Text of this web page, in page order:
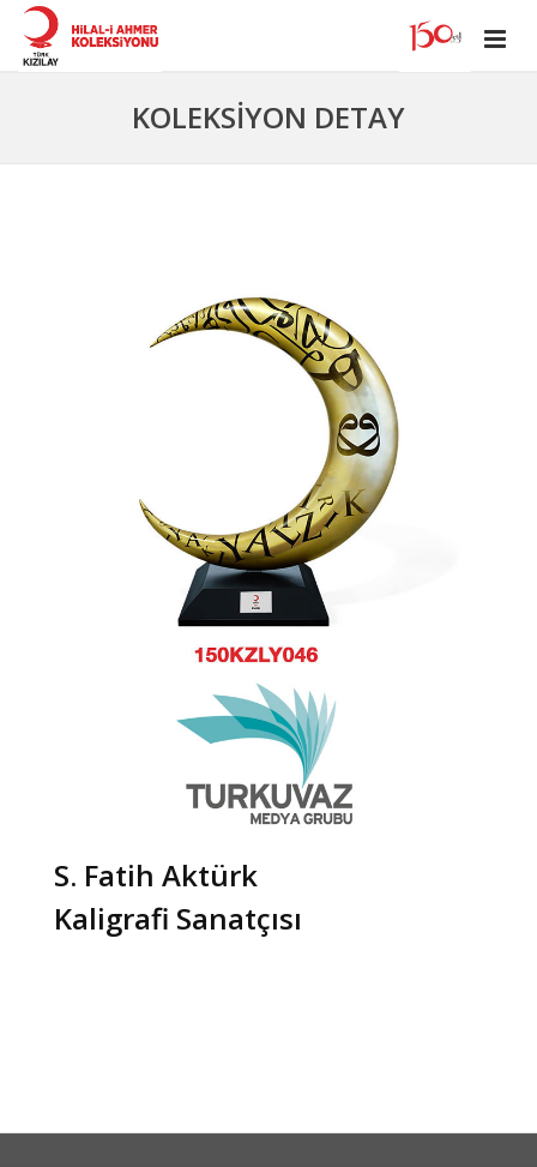
KOLEKSİYON DETAY
S. Fatih Aktürk
Kaligrafi Sanatçısı